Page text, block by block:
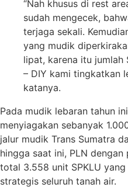
“Nah khusus di rest
sudah mengecek,
terjaga sekali.
yang mudik
lipat, karena itu jumlah
– DIY kami tingkatkan
katanya.
Pada mudik lebaran tahun
menyiagakan sebanyak
jalur mudik Trans Sumatra
hingga saat ini, PLN
total 3.558 unit SPKLU
strategis seluruh tanah air.